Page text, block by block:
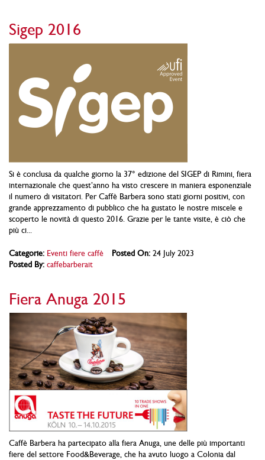
Sigep 2016
Si è conclusa da qualche giorno la 37° edizione del SIGEP di Rimini, fiera
internazionale che quest’anno ha visto crescere in maniera esponenziale
il numero di visitatori. Per Caffè Barbera sono stati giorni positivi, con
grande apprezzamento di pubblico che ha gustato le nostre miscele e
scoperto le novità di questo 2016. Grazie per le tante visite, è ciò che
più ci...
Categorie: Eventi fiere caffè Posted On: 24 July 2023
Posted By: caffebarberait
Fiera Anuga 2015
Caffè Barbera ha partecipato alla fiera Anuga, une delle più importanti
fiere del settore Food&Beverage, che ha avuto luogo a Colonia dal